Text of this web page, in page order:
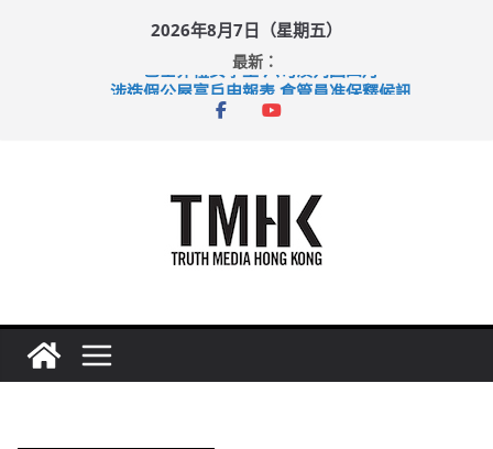
2026年8月7日（星期五）
最新：
巴士非禮女學生 六旬漢判囚四月
涉造假公屋富戶申報表 倉管員准保釋候訊
足球盛會次場激戰 祖雲達斯挫車路士